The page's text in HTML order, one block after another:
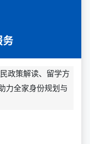
务
政策解读、留学方
力全家身份规划与